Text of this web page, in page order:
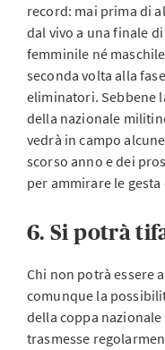
record: mai prima di
dal vivo a una finale
femminile né
seconda volta alla
eliminatori. Sebbene
della nazionale
vedrà in campo
scorso anno e dei
per ammirare le
6. Si potrà
Chi non potrà essere
comunque la
della coppa nazionale
trasmesse